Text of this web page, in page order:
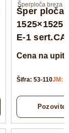
Šperploča breza
Šper ploča
1525×1525
E-1
Cena na upit
Šifra: 53-110JM:
Pozovite